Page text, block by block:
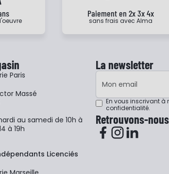
Paiement en 2x 3x 4x
sans frais avec Alma
Paris
Massé
au samedi de 10h à
à 19h
Licenciés
La newsletter
Adresse e-mail
En vous inscrivant à
confidentialité.
Retrouvons-